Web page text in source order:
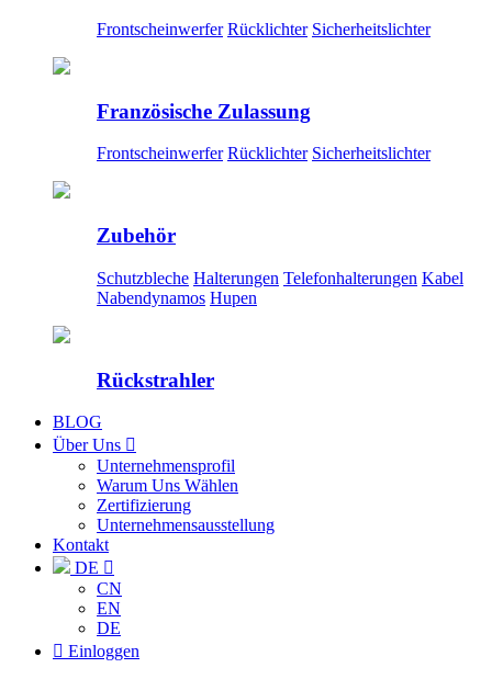
Frontscheinwerfer Rücklichter Sicherheitslichter
Französische Zulassung
Frontscheinwerfer Rücklichter Sicherheitslichter
Zubehör
Schutzbleche Halterungen Telefonhalterungen Kabel
Nabendynamos Hupen
Rückstrahler
BLOG
Über Uns 
Unternehmensprofil
Warum Uns Wählen
Zertifizierung
Unternehmensausstellung
Kontakt
DE 
CN
EN
DE
 Einloggen